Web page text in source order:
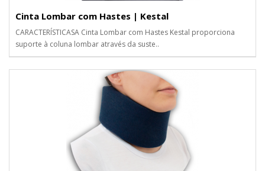
Cinta Lombar com Hastes | Kestal
CARACTERÍSTICASA Cinta Lombar com Hastes Kestal proporciona
suporte à coluna lombar através da suste..